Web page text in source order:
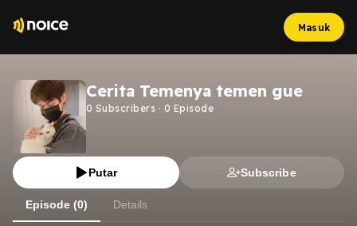
Masuk
Cerita Temenya temen gue
0 Subscribers · 0 Episode
Putar Subscribe
Episode (0) Details